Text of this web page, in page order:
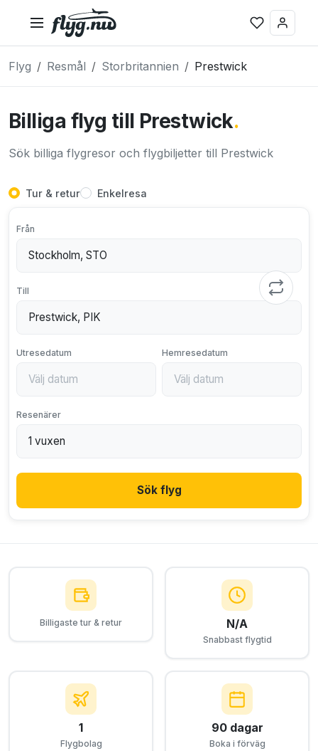
Flyg Resmål Storbritannien Prestwick
Billiga flyg till Prestwick.
Sök billiga flygresor och flygbiljetter till Prestwick
Tur & retur Enkelresa
Från
Till
Utresedatum Hemresedatum
Resenärer
Sök flyg
Billigaste tur & retur N/A
Snabbast flygtid
1
Flygbolag
90 dagar
Boka i förväg